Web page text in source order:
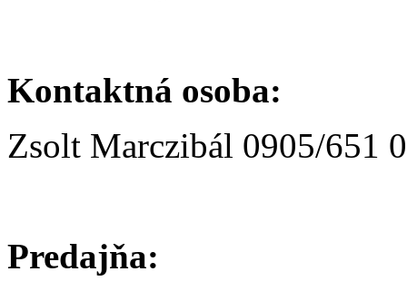
Kontaktná osoba:
Zsolt Marczibál 0905/651
Predajňa: